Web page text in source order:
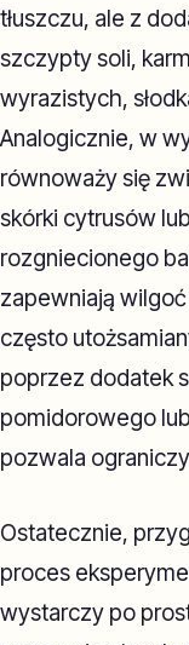
tłuszczu, ale z
szczypty soli,
wyrazistych,
Analogicznie, w
równoważy się
skórki cytrusów
rozgniecionego
zapewniają wilgoć
często
poprzez dodatek
pomidorowego
pozwala
Ostatecznie,
proces
wystarczy po